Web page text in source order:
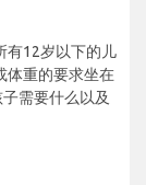
有12岁以下的儿
体重的要求坐在
需要什么以及